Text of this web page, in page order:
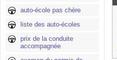
auto-école pas chère
liste des auto-écoles
prix de la conduite
accompagnée